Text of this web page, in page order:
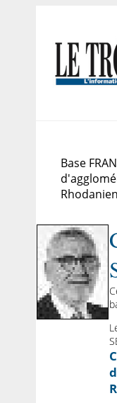
Base
Rhodanien